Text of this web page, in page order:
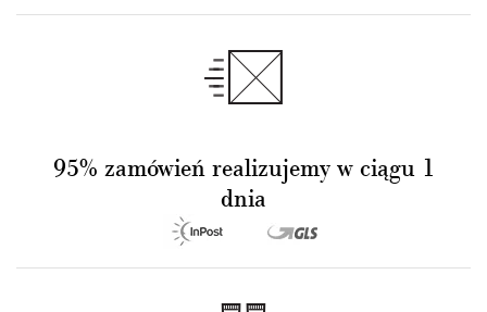
95% zamówień realizujemy w ciągu 1
dnia